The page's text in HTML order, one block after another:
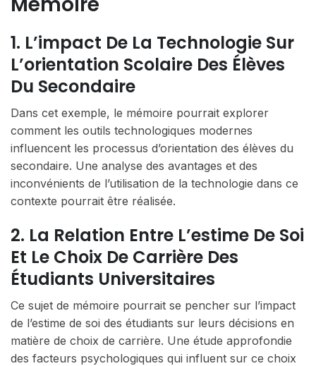
1. L’impact De La Technologie Sur
L’orientation Scolaire Des Élèves
Du Secondaire
Dans cet exemple, le mémoire pourrait explorer
comment les outils technologiques modernes
influencent les processus d’orientation des élèves du
secondaire. Une analyse des avantages et des
inconvénients de l’utilisation de la technologie dans ce
contexte pourrait être réalisée.
2. La Relation Entre L’estime De Soi
Et Le Choix De Carrière Des
Étudiants Universitaires
Ce sujet de mémoire pourrait se pencher sur l’impact
de l’estime de soi des étudiants sur leurs décisions en
matière de choix de carrière. Une étude approfondie
des facteurs psychologiques qui influent sur ce choix